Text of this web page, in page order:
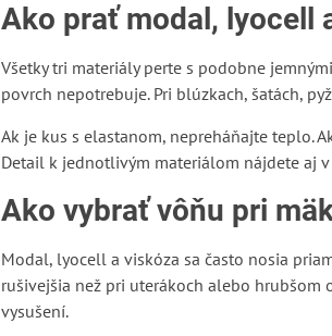
Ako prať modal, lyocell
Všetky tri materiály perte s podobne
povrch nepotrebuje. Pri blúzkach, šatách,
Ak je kus s elastanom, nepreháňajte teplo.
Detail k jednotlivým materiálom nájdete aj
Ako vybrať vôňu pri
Modal, lyocell a viskóza sa často nosia
rušivejšia než pri uterákoch alebo
vysušení.